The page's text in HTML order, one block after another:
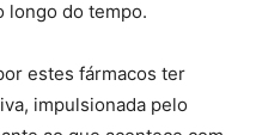
longo do tempo.
estes fármacos ter
impulsionada pelo